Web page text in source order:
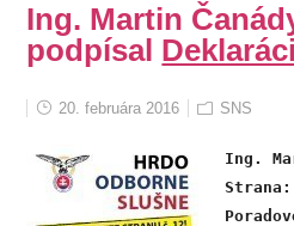
Ing. Martin
podpísal
20. februára 2016 SNS
Ing.